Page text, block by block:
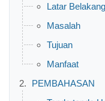
Latar Belakang
Masalah
Tujuan
Manfaat
PEMBAHASAN